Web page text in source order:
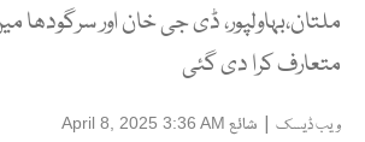
ملتان،بہاولپور، ڈی جی خان اور سرگودھا
متعارف کرا دی گئی
ویب ڈیسک | شائع April 8, 2025 3:36 AM